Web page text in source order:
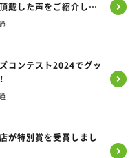
戴した声をご紹介しま
コンテスト2024でグッ
が特別賞を受賞しまし